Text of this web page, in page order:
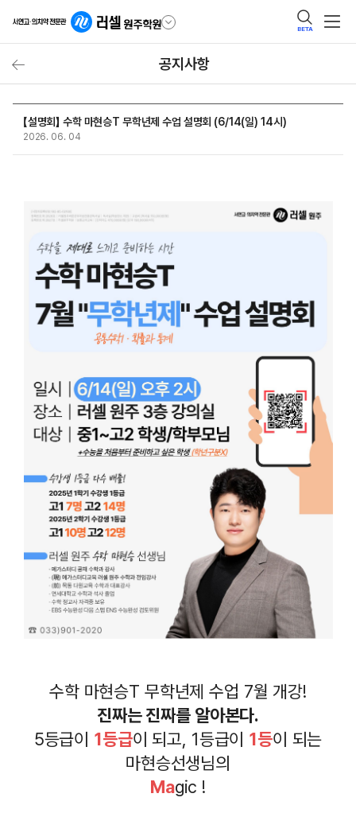
BETA
공지사항
【설명회】 수학 마현승T 무학년제 수업 설명회 (6/14(일) 14시)
2026. 06. 04
수학 마현승T 무학년제 수업 7월 개강!
진짜는 진짜를 알아본다.
5등급이 1등급이 되고, 1등급이 1등이 되는
마현승선생님의
Magic !